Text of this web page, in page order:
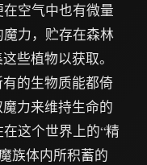
空气中也有微量
力，贮存在森林
些植物以获取。
的生物质能都倚
力来维持生命的
这个世界上的“精
族体内所积蓄的